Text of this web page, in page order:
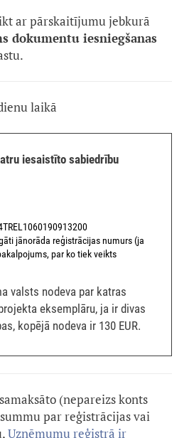
ar pārskaitījumu jebkurā
dokumentu iesniegšanas
laikā
iesaistīto sabiedrību
jānorāda reģistrācijas numurs (ja
par ko tiek veikts
valsts nodeva par katras
eksemplāru, ja ir divas
kopējā nodeva ir 130 EUR.
(nepareizs konts
par reģistrācijas vai
Uzņēmumu reģistrā ir